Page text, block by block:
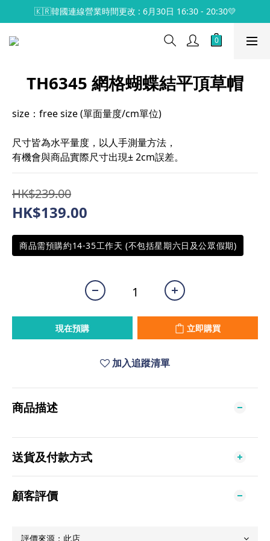
🇰🇷韓國連線營業時間更改 : 6月30日 16:30 - 20:30💛
TH6345 網格蝴蝶結平頂草帽
size：free size (單面量度/cm單位)
尺寸皆為水平量度，以人手測量方法，
有機會與商品實際尺寸出現± 2cm誤差。
HK$239.00
HK$139.00
商品需預購約14-35工作天 (不包括星期六日及公眾假期)
現在預購 立即購買
加入追蹤清單
商品描述
送貨及付款方式
顧客評價